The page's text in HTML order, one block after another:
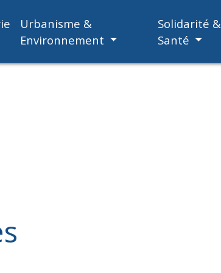
Urbanisme &
Environnement
Solidarité &
Santé